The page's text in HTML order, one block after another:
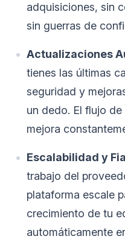
adquisiciones, sin
sin guerras de
Actualizaciones
tienes las últimas
seguridad y
un dedo. El flujo
mejora
Escalabilidad y
trabajo del
plataforma escale
crecimiento de tu
automáticamente